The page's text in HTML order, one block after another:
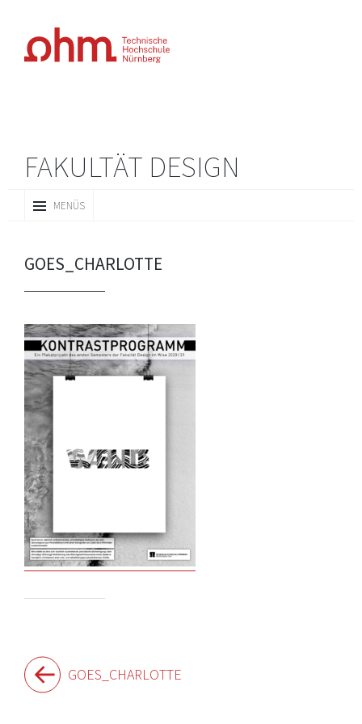
FAKULTÄT DESIGN
MENÜS
INHALT
GOES_CHARLOTTE
Beitragsnavigation
GOES_CHARLOTTE